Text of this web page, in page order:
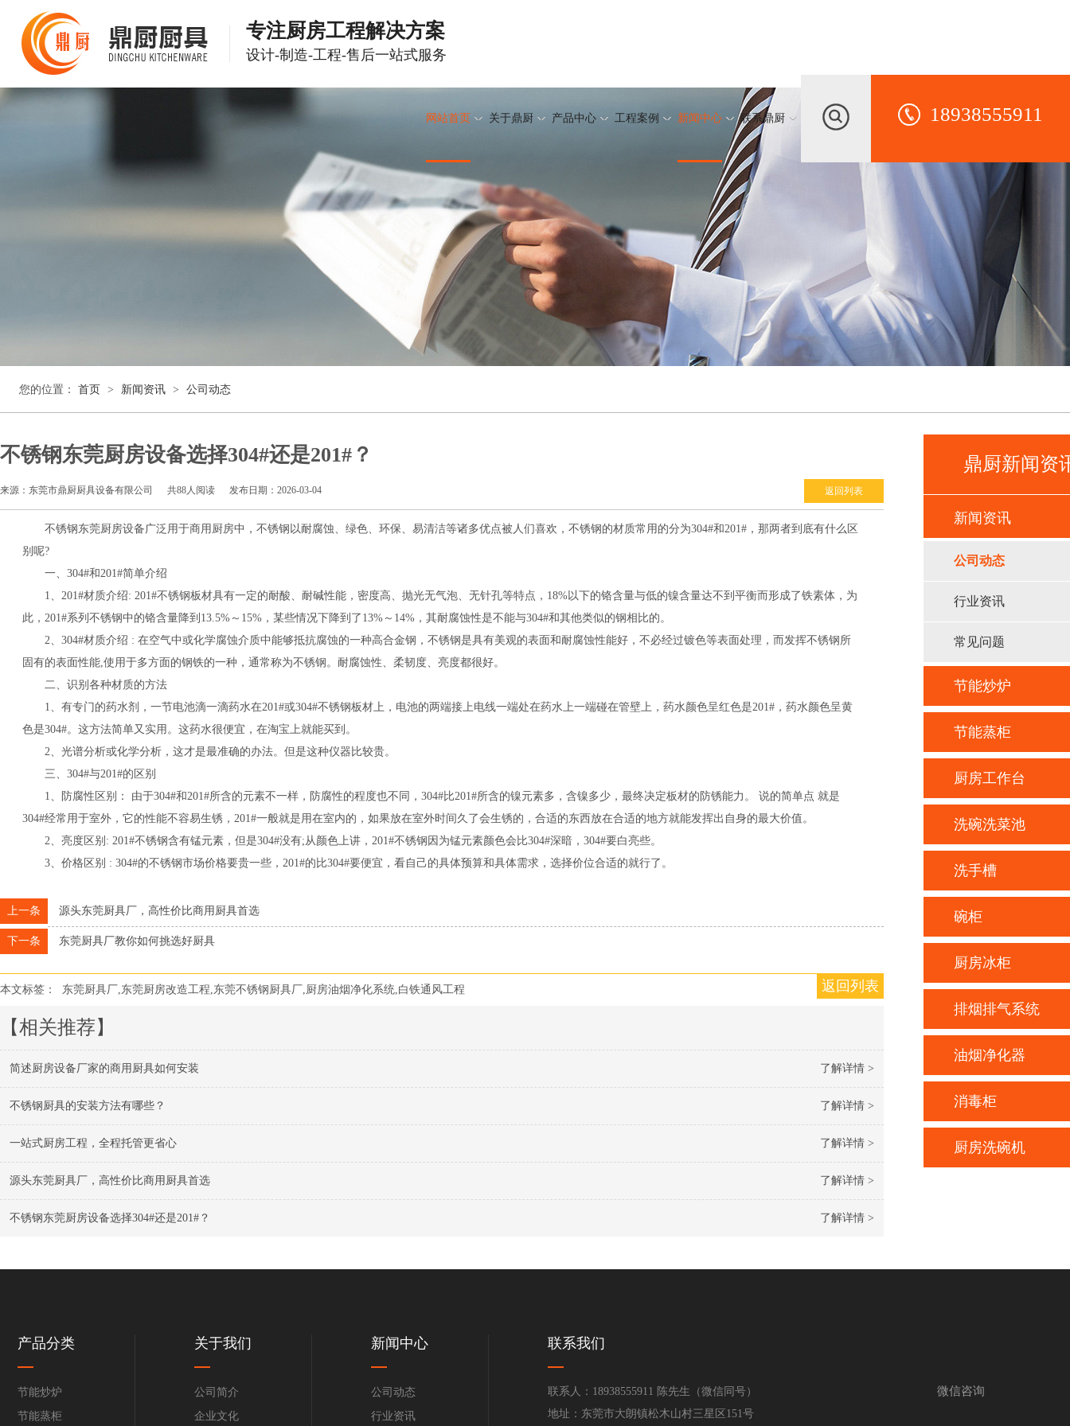
专注厨房工程解决方案
设计-制造-工程-售后一站式服务
网站首页 关于鼎厨 产品中心 工程案例 新闻中心 联系鼎厨 18938555911
您的位置： 首页 > 新闻资讯 > 公司动态
不锈钢东莞厨房设备选择304#还是201#？
返回列表
来源：东莞市鼎厨厨具设备有限公司 共88人阅读 发布日期：2026-03-04
不锈钢东莞厨房设备广泛用于商用厨房中，不锈钢以耐腐蚀、绿色、环保、易清洁等诸多优点被人们喜欢，不锈钢的材质常用的分为304#和201#，那两者到底有什么区
别呢?
一、304#和201#简单介绍
1、201#材质介绍: 201#不锈钢板材具有一定的耐酸、耐碱性能，密度高、抛光无气泡、无针孔等特点，18%以下的铬含量与低的镍含量达不到平衡而形成了铁素体，为
此，201#系列不锈钢中的铬含量降到13.5%～15%，某些情况下降到了13%～14%，其耐腐蚀性是不能与304#和其他类似的钢相比的。
2、304#材质介绍 : 在空气中或化学腐蚀介质中能够抵抗腐蚀的一种高合金钢，不锈钢是具有美观的表面和耐腐蚀性能好，不必经过镀色等表面处理，而发挥不锈钢所
固有的表面性能,使用于多方面的钢铁的一种，通常称为不锈钢。耐腐蚀性、柔韧度、亮度都很好。
二、识别各种材质的方法
1、有专门的药水剂，一节电池滴一滴药水在201#或304#不锈钢板材上，电池的两端接上电线一端处在药水上一端碰在管壁上，药水颜色呈红色是201#，药水颜色呈黄
色是304#。这方法简单又实用。这药水很便宜，在淘宝上就能买到。
2、光谱分析或化学分析，这才是最准确的办法。但是这种仪器比较贵。
三、304#与201#的区别
1、防腐性区别： 由于304#和201#所含的元素不一样，防腐性的程度也不同，304#比201#所含的镍元素多，含镍多少，最终决定板材的防锈能力。 说的简单点 就是
304#经常用于室外，它的性能不容易生锈，201#一般就是用在室内的，如果放在室外时间久了会生锈的，合适的东西放在合适的地方就能发挥出自身的最大价值。
2、亮度区别: 201#不锈钢含有锰元素，但是304#没有;从颜色上讲，201#不锈钢因为锰元素颜色会比304#深暗，304#要白亮些。
3、价格区别 : 304#的不锈钢市场价格要贵一些，201#的比304#要便宜，看自己的具体预算和具体需求，选择价位合适的就行了。
上一条 源头东莞厨具厂，高性价比商用厨具首选
下一条 东莞厨具厂教你如何挑选好厨具
返回列表
本文标签： 东莞厨具厂,东莞厨房改造工程,东莞不锈钢厨具厂,厨房油烟净化系统,白铁通风工程
【相关推荐】
了解详情 >
简述厨房设备厂家的商用厨具如何安装
了解详情 >
不锈钢厨具的安装方法有哪些？
了解详情 >
一站式厨房工程，全程托管更省心
了解详情 >
源头东莞厨具厂，高性价比商用厨具首选
了解详情 >
不锈钢东莞厨房设备选择304#还是201#？
鼎厨新闻资
新闻资讯
公司动态
行业资讯
常见问题
节能炒炉
节能蒸柜
厨房工作台
洗碗洗菜池
洗手槽
碗柜
厨房冰柜
排烟排气系统
油烟净化器
消毒柜
厨房洗碗机
产品分类
节能炒炉
节能蒸柜
关于我们
公司简介
企业文化
新闻中心
公司动态
行业资讯
联系我们
联系人：18938555911 陈先生（微信同号）
地址：东莞市大朗镇松木山村三星区151号
关注小程序 微信咨询